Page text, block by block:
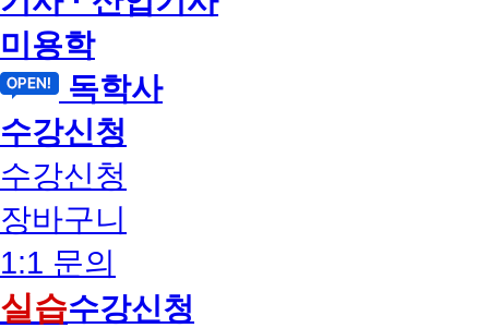
미용학
독학사
수강신청
수강신청
장바구니
1:1 문의
실습수강신청